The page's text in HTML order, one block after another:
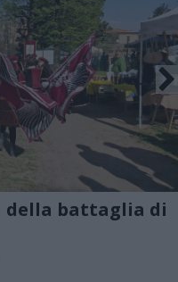
della battaglia di